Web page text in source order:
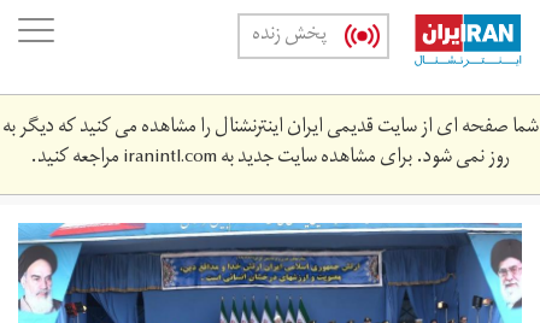
Skip
main
content
پخش زنده
شما صفحه ای از سایت قدیمی ایران اینترنشنال را مشاهده می کنید که دیگر به
روز نمی شود. برای مشاهده سایت جدید بهiranintl.comمراجعه کنید.
172154.jpg